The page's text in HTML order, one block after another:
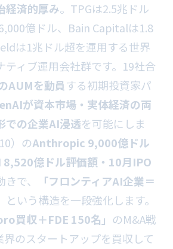
経済的厚み。TPGは2.5兆ドル
億ドル、Bain Capitalは1.8
は1兆ドル超を運用する世界
ティブ運用会社群です。19社合
AUMを動員する初期投資家パ
が資本市場・実体経済の両
での企業AI浸透を可能にしま
）のAnthropic 9,000億ドル
8,520億ドル評価額・10月IPO
で、
「フロンティアAI企業＝
という構造を一段強化します。
買収＋FDE 150名」 のM&A戦
界のスタートアップを買収して